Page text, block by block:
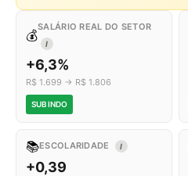
💰
SALÁRIO REAL DO SETOR
I
+6,3%
R$ 1.699 → R$ 1.806
SUBINDO
📚ESCOLARIDADE I
+0,39